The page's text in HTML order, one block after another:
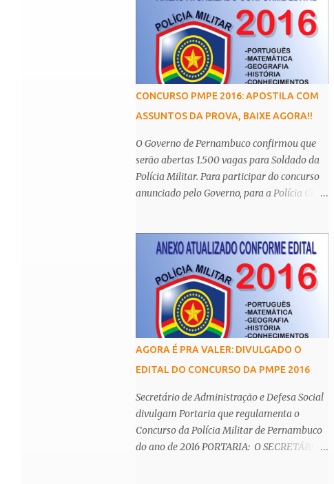
CONCURSO PMPE 2016: APOSTILA COM
ASSUNTOS DA PROVA, BAIXE AGORA!!
O Governo de Pernambuco confirmou que
serão abertas 1.500 vagas para Soldado da
Polícia Militar. Para participar do concurso
anunciado pelo Governo, para a Polícia Civil
de Comunicação da Secretaria de Defesa
Social (SDS), os cargos de agente e escrivão
têm como principal requisito a graduação,
assim como de auxiliar de legista, auxiliar
de perito, papiloscopista, médico legista e
perito criminal da Polícia Científica. Esta
determinação é
AGORA É PRA VALER: DIVULGADO O
EDITAL DO CONCURSO DA PMPE 2016
Secretário de Administração e Defesa Social
divulgam Portaria que regulamenta o
Concurso da Polícia Militar de Pernambuco
do ano de 2016 PORTARIA: O SECRETÁRIO